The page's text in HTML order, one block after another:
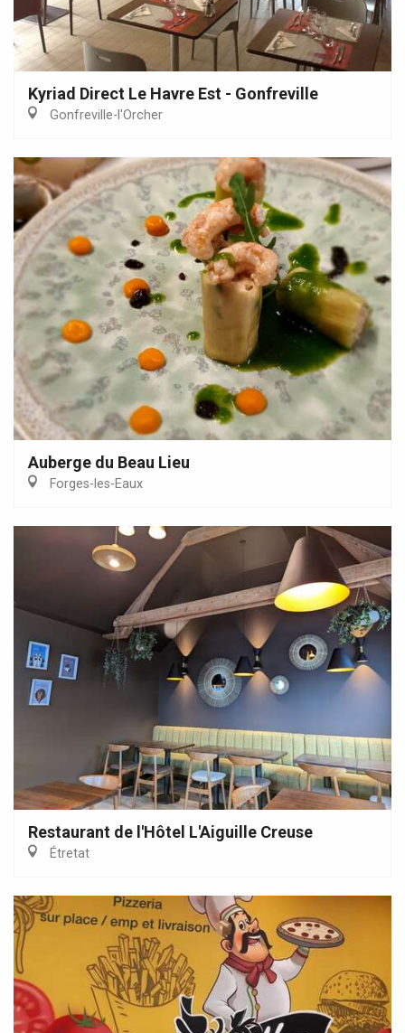
Kyriad Direct Le Havre Est - Gonfreville
Gonfreville-l'Orcher
Auberge du Beau Lieu
Forges-les-Eaux
Restaurant de l'Hôtel L'Aiguille Creuse
Étretat